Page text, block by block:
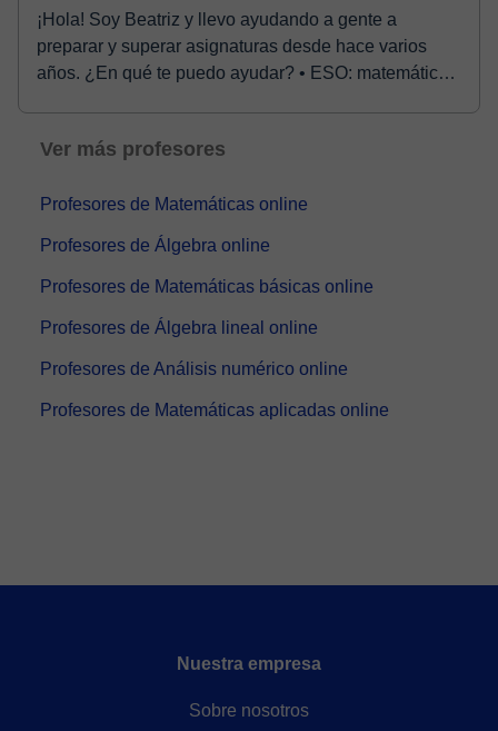
¡Hola! Soy Beatriz y llevo ayudando a gente a
preparar y superar asignaturas desde hace varios
años. ¿En qué te puedo ayudar? • ESO: matemáticas,
Ver más profesores
Profesores de Matemáticas online
Profesores de Álgebra online
Profesores de Matemáticas básicas online
Profesores de Álgebra lineal online
Profesores de Análisis numérico online
Profesores de Matemáticas aplicadas online
Nuestra empresa
Sobre nosotros